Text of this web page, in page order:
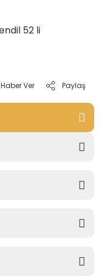
52 li
Ver Paylaş